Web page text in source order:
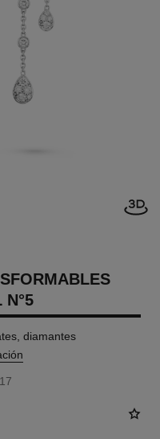
N°5
diamantes